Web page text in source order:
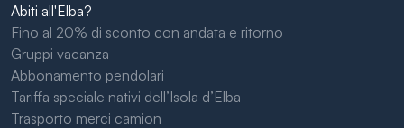
Abiti all'Elba?
Fino al 20% di sconto con andata e ritorno
Gruppi vacanza
Abbonamento pendolari
Tariffa speciale nativi dell’Isola d’Elba
Trasporto merci camion